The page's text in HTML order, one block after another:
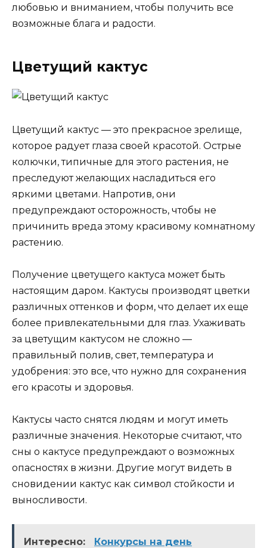
любовью и вниманием, чтобы получить все
возможные блага и радости.
Цветущий кактус
Цветущий кактус — это прекрасное зрелище,
которое радует глаза своей красотой. Острые
колючки, типичные для этого растения, не
преследуют желающих насладиться его
яркими цветами. Напротив, они
предупреждают осторожность, чтобы не
причинить вреда этому красивому комнатному
растению.
Получение цветущего кактуса может быть
настоящим даром. Кактусы производят цветки
различных оттенков и форм, что делает их еще
более привлекательными для глаз. Ухаживать
за цветущим кактусом не сложно —
правильный полив, свет, температура и
удобрения: это все, что нужно для сохранения
его красоты и здоровья.
Кактусы часто снятся людям и могут иметь
различные значения. Некоторые считают, что
сны о кактусе предупреждают о возможных
опасностях в жизни. Другие могут видеть в
сновидении кактус как символ стойкости и
выносливости.
Интересно: Конкурсы на день